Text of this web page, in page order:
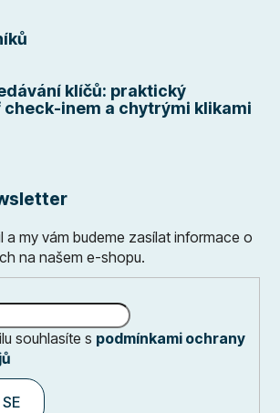
klíčů: praktický
inem a chytrými klikami
a my vám budeme zasílat informace o
na našem e-shopu.
souhlasíte s podmínkami ochrany